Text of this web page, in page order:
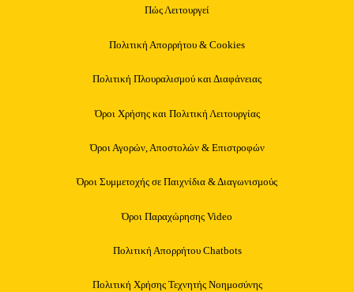
Πώς Λειτουργεί
Πολιτική Απορρήτου & Cookies
Πολιτική Πλουραλισμού και Διαφάνειας
Όροι Χρήσης και Πολιτική Λειτουργίας
Όροι Αγορών, Αποστολών & Επιστροφών
Όροι Συμμετοχής σε Παιχνίδια & Διαγωνισμούς
Όροι Παραχώρησης Video
Πολιτική Απορρήτου Chatbots
Πολιτική Χρήσης Τεχνητής Νοημοσύνης